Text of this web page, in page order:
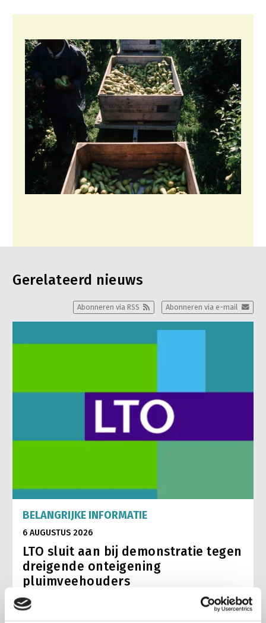
Gerelateerd nieuws
Abonneren via e-mail
Abonneren via RSS
BELANGRIJKE INFORMATIE
6 AUGUSTUS 2026
LTO sluit aan bij demonstratie tegen
dreigende onteigening
pluimveehouders
ZLTO, LLTB, LTO Noord en LTO Nederland roepen hun
leden op om op vrijdagochtend 14 augustus massaal naar